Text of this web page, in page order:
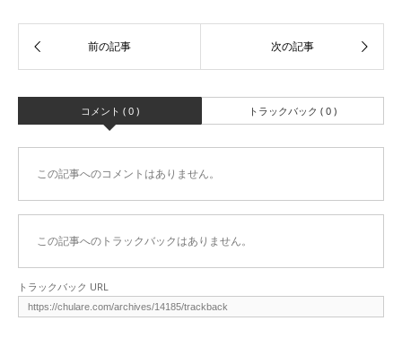
コメント ( 0 ) トラックバック ( 0 )
この記事へのコメントはありません。
この記事へのトラックバックはありません。
トラックバック URL